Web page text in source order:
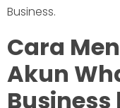
Business.
Cara
Akun